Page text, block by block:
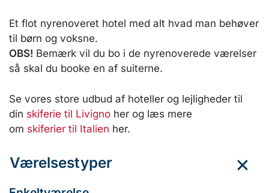
Et flot nyrenoveret hotel med alt hvad man behøver
til børn og voksne.
OBS! Bemærk vil du bo i de nyrenoverede værelser
så skal du booke en af suiterne.
Se vores store udbud af hoteller og lejligheder til
din skiferie til Livigno her og læs mere
om skiferier til Italien her.
Værelsestyper